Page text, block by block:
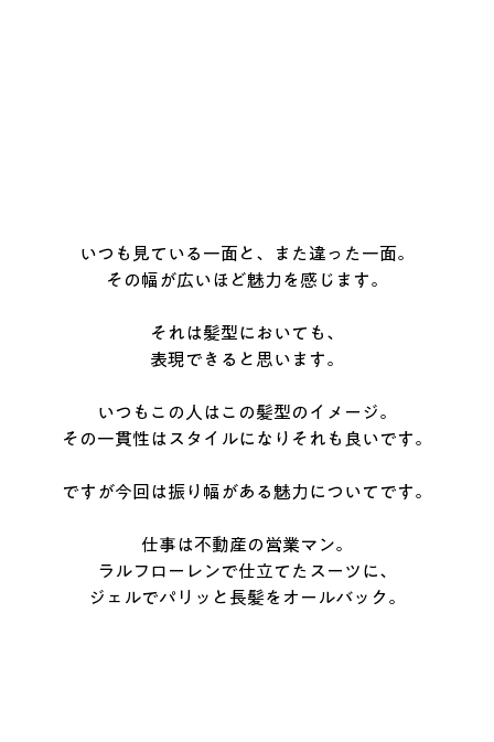
いつも見ている一面と、また違った一面。
その幅が広いほど魅力を感じます。
それは髪型においても、
表現できると思います。
いつもこの人はこの髪型のイメージ。
その一貫性はスタイルになりそれも良いです。
ですが今回は振り幅がある魅力についてです。
仕事は不動産の営業マン。
ラルフローレンで仕立てたスーツに、
ジェルでパリッと長髪をオールバック。